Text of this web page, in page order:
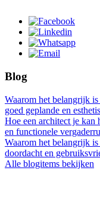
Blog
Waarom het belangrijk
goed geplande en
Hoe een architect je kan
en functionele
Waarom het belangrijk
doordacht en
Alle blogitems bekijken